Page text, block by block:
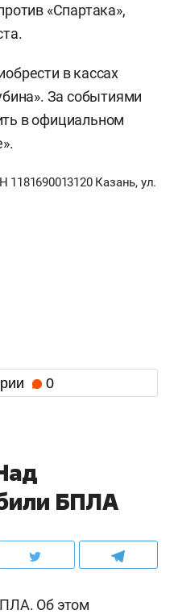
«Спартака»,
в кассах
За событиями
в официальном
Казань, ул.
0
БПЛА
Об этом